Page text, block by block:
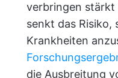
verbringen stärkt
senkt das Risiko,
Krankheiten
die Ausbreitung